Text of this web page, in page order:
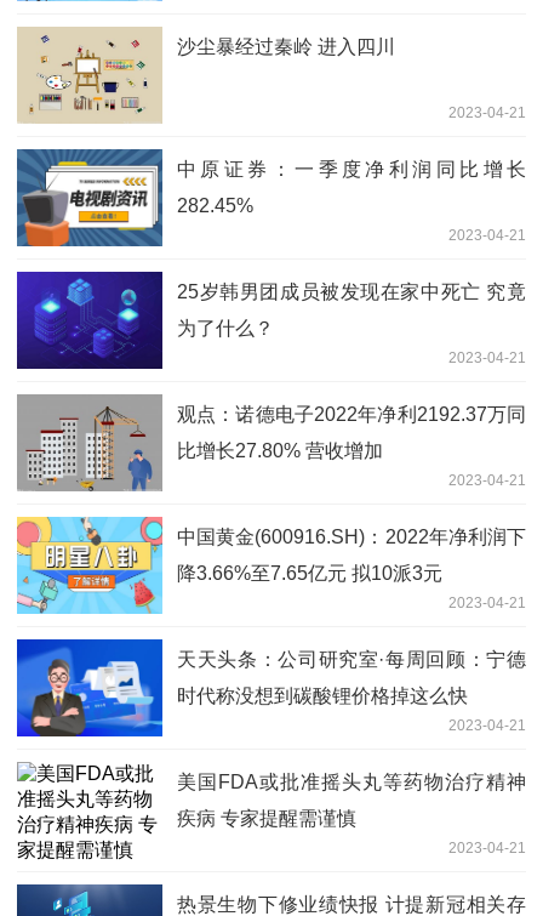
沙尘暴经过秦岭 进入四川
2023-04-21
中原证券：一季度净利润同比增长
282.45%
2023-04-21
25岁韩男团成员被发现在家中死亡 究竟
为了什么？
2023-04-21
观点：诺德电子2022年净利2192.37万同
比增长27.80% 营收增加
2023-04-21
中国黄金(600916.SH)：2022年净利润下
降3.66%至7.65亿元 拟10派3元
2023-04-21
天天头条：公司研究室·每周回顾：宁德
时代称没想到碳酸锂价格掉这么快
2023-04-21
美国FDA或批准摇头丸等药物治疗精神
疾病 专家提醒需谨慎
2023-04-21
热景生物下修业绩快报 计提新冠相关存